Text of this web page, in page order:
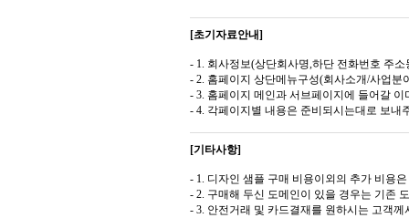
[초기자료안내]
- 1. 회사정보(상단회사명,하단 전화번호 주소
- 2. 홈페이지 상단메뉴구성(회사소개/사업분
- 3. 홈페이지 메인과 서브페이지에 들어갈 이
- 4. 각페이지별 내용은 준비되시는대로 보내
[기타사항]
- 1. 디자인 샘플 구매 비용이외의 추가 비용
- 2. 구매해 두신 도메인이 있을 경우는 기존
- 3. 안전거래 및 카드결재를 원하시는 고객